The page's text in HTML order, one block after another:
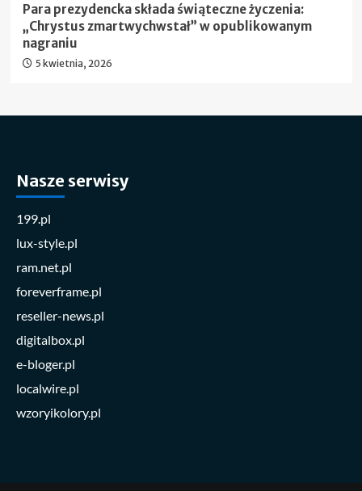
Para prezydencka składa świąteczne życzenia:
„Chrystus zmartwychwstał” w opublikowanym
nagraniu
5 kwietnia, 2026
Nasze serwisy
199.pl
lux-style.pl
ram.net.pl
foreverframe.pl
reseller-news.pl
digitalbox.pl
e-bloger.pl
localwire.pl
wzoryikolory.pl